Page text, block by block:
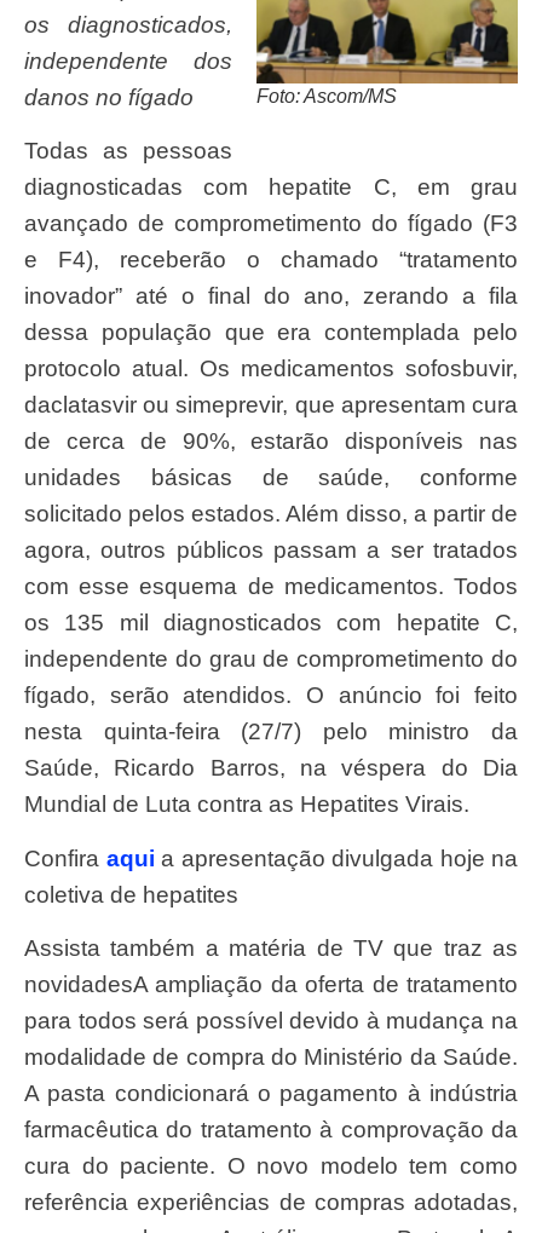
Foto: Ascom/MS
os diagnosticados,
independente dos
danos no fígado
Todas as pessoas
diagnosticadas com hepatite C, em grau
avançado de comprometimento do fígado (F3
e F4), receberão o chamado “tratamento
inovador” até o final do ano, zerando a fila
dessa população que era contemplada pelo
protocolo atual. Os medicamentos sofosbuvir,
daclatasvir ou simeprevir, que apresentam cura
de cerca de 90%, estarão disponíveis nas
unidades básicas de saúde, conforme
solicitado pelos estados. Além disso, a partir de
agora, outros públicos passam a ser tratados
com esse esquema de medicamentos. Todos
os 135 mil diagnosticados com hepatite C,
independente do grau de comprometimento do
fígado, serão atendidos. O anúncio foi feito
nesta quinta-feira (27/7) pelo ministro da
Saúde, Ricardo Barros, na véspera do Dia
Mundial de Luta contra as Hepatites Virais.
Confira aqui a apresentação divulgada hoje na
coletiva de hepatites
Assista também a matéria de TV que traz as
novidadesA ampliação da oferta de tratamento
para todos será possível devido à mudança na
modalidade de compra do Ministério da Saúde.
A pasta condicionará o pagamento à indústria
farmacêutica do tratamento à comprovação da
cura do paciente. O novo modelo tem como
referência experiências de compras adotadas,